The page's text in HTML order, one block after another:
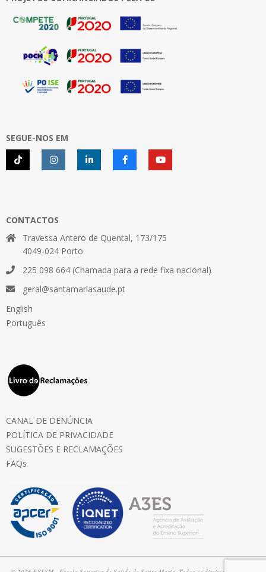
SEGUE-NOS EM
CONTACTOS
Travessa Antero de Quental, 173/175
4049-024 Porto
225 098 664 (Chamada para a rede fixa nacional)
geral@santamariasaude.pt
English
Português
CANAL DE DENÚNCIA
POLÍTICA DE PRIVACIDADE
SUGESTÕES E RECLAMAÇÕES
FAQs